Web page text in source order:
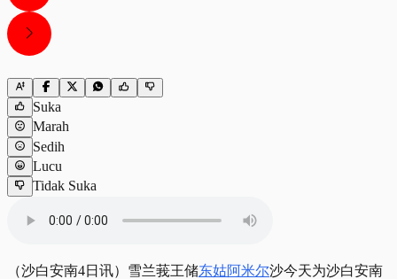
Suka
Marah
Sedih
Lucu
Tidak Suka
（沙白安南4日讯）雪兰莪王储东姑阿米尔沙今天为沙白安南